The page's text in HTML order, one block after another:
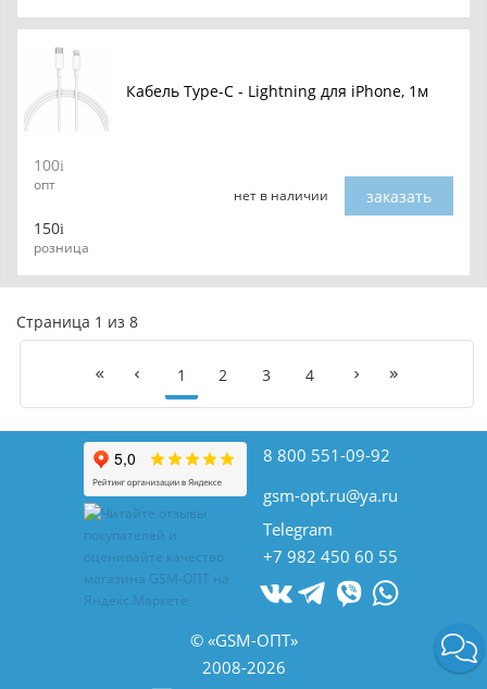
Кабель Type-C - Lightning для iPhone, 1м
100
опт
150
розница
нет в наличии заказать
Страница 1 из 8
1 2 3 4
8 800 551-09-92
gsm-opt.ru@ya.ru
Telegram
+7 982 450 60 55
© «GSM-ОПТ»
2008-2026